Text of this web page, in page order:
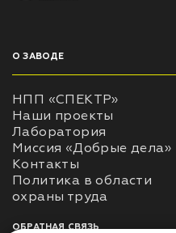
О ЗАВОДЕ
НПП «СПЕКТР»
Наши проекты
Лаборатория
Миссия «Добрые дела»
Контакты
Политика в области
ОБРАТНАЯ СВЯЗЬ